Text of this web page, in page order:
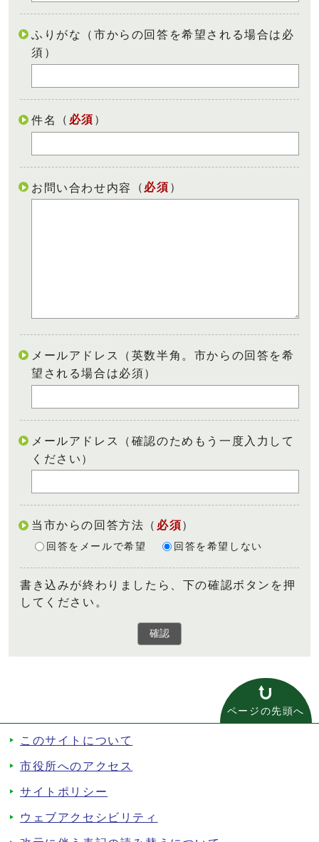
ふりがな（市からの回答を希望される場合は必
須）
件名 （ 必須 ）
お問い合わせ内容 （ 必須 ）
メールアドレス（英数半角。市からの回答を希
望される場合は必須）
メールアドレス（確認のためもう一度入力して
ください）
当市からの回答方法 （ 必須）
回答をメールで希望 回答を希望しない
書き込みが終わりましたら、下の確認ボタンを押
してください。
確認
ページの先頭へ
このサイトについて
市役所へのアクセス
サイトポリシー
ウェブアクセシビリティ